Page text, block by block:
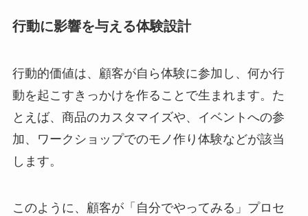
行動に影響を与える体験設計
行動的価値は、顧客が自ら体験に参加し、何か行
動を起こすきっかけを作ることで生まれます。た
とえば、商品のカスタマイズや、イベントへの参
加、ワークショップでのモノ作り体験などが該当
します。
このように、顧客が「自分でやってみる」プロセ